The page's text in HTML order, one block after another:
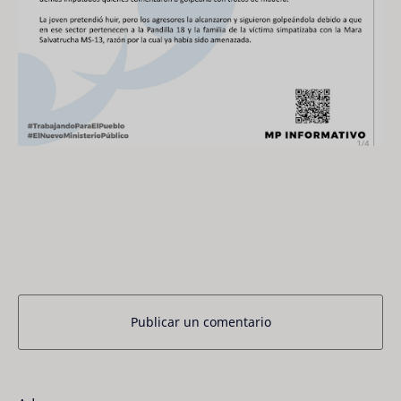
Publicar un comentario